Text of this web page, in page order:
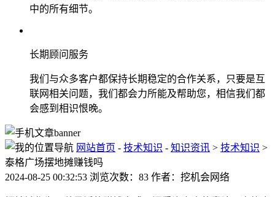
中的所有细节。
长期顾问服务
我们与众多客户都保持长期稳定的合作关系，只要是互
联网相关问题，我们都会力所能及帮助您，相信我们都
会感到相识恨晚。
网站首页 - 技术知识 - 知识资讯 > 技术知识 >
泰格广场摆地摊赚钱吗
2024-08-25 00:32:53 浏览次数：83 作者：挖机会网络